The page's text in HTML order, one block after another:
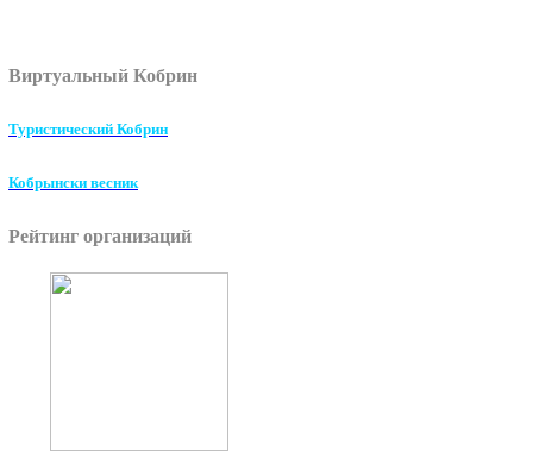
Виртуальный Кобрин
Туристический Кобрин
Кобрынски весник
Рейтинг организаций